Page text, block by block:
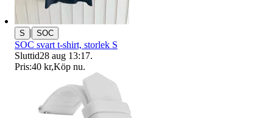
S | SOC
SOC svart t-shirt, storlek S
Sluttid28 aug 13:17.
Pris:40 kr,Köp nu.